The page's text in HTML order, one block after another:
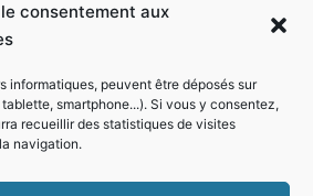
consentement aux
informatiques, peuvent être déposés sur
smartphone...). Si vous y consentez,
recueillir des statistiques de visites
navigation.
de la mairie